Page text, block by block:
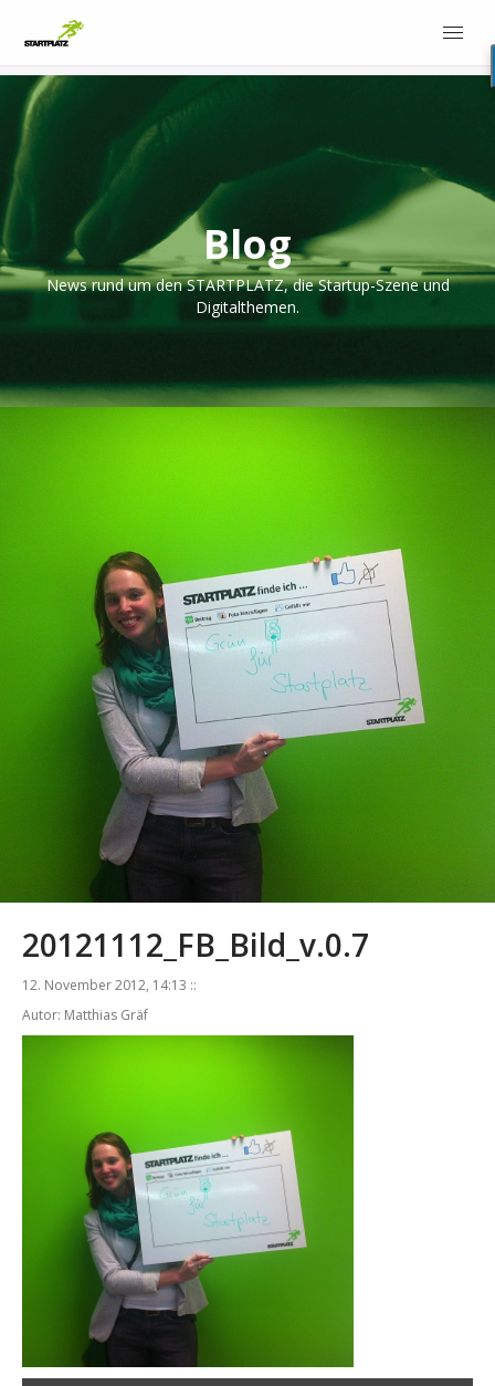
Blog
News rund um den STARTPLATZ, die Startup-Szene und
Digitalthemen.
20121112_FB_Bild_v.0.7
12. November 2012, 14:13 ::
Autor: Matthias Gräf